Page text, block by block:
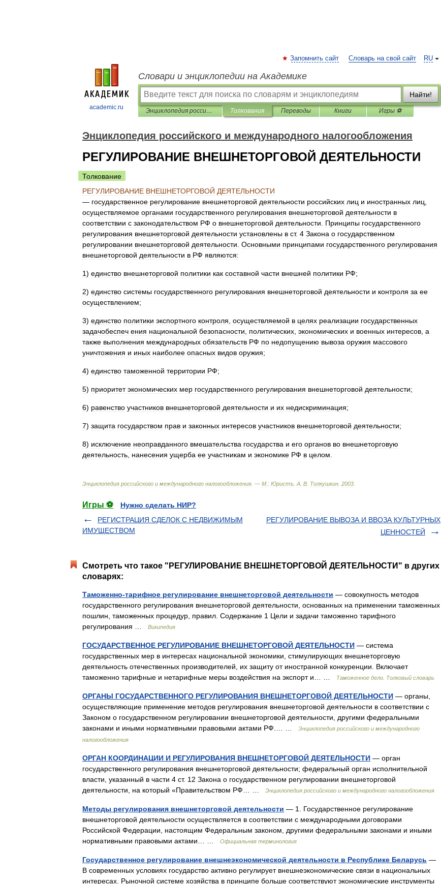
academic.ru
RU
Запомнить сайт Словарь на свой сайт
Словари и энциклопедии на Академике
Найти!
Энциклопедия российского и международного налогообложения Толкования Переводы Книги Игры ⚽
Энциклопедия российского и международного налогообложения
РЕГУЛИРОВАНИЕ ВНЕШНЕТОРГОВОЙ ДЕЯТЕЛЬНОСТИ
Толкование
РЕГУЛИРОВАНИЕ ВНЕШНЕТОРГОВОЙ ДЕЯТЕЛЬНОСТИ
— государственное регулирование внешнеторговой деятельности российских лиц и иностранных лиц
осуществляемое органами государственного регулирования внешнеторговой деятельности в
соответствии с законодательством РФ о внешнеторговой деятельности Принципы государственного
регулирования внешнеторговой деятельности установлены в ст. 4 Закона о государственном
регулировании внешнеторговой деятельности Основными принципами государственного регулирования
внешнеторговой деятельности в РФ являются:
1) единство внешнеторговой политики как составной части внешней политики РФ;
2) единство системы государственного регулирования внешнеторговой деятельности и контроля за ее
осуществлением;
3) единство политики экспортного контроля осуществляемой в целях реализации государственных
задачобеспеч ения национальной безопасности политических экономических и военных интересов а
также выполнения международных обязательств РФ по недопущению вывоза оружия массового
уничтожения и иных наиболее опасных видов оружия;
4) единство таможенной территории РФ;
5) приоритет экономических мер государственного регулирования внешнеторговой деятельности;
6) равенство участников внешнеторговой деятельности и их недискриминация;
7) защита государством прав и законных интересов участников внешнеторговой деятельности;
8) исключение неоправданного вмешательства государства и его органов во внешнеторговую
деятельность нанесения ущерба ее участникам и экономике РФ в целом
Энциклопедия российского и международного налогообложения . — М : Юристъ А В Толкушкин 2003
Игры ⚽
Нужно сделать НИР?
РЕГИСТРАЦИЯ СДЕЛОК С НЕДВИЖИМЫМ
ИМУЩЕСТВОМ
РЕГУЛИРОВАНИЕ ВЫВОЗА И ВВОЗА КУЛЬТУРНЫХ
ЦЕННОСТЕЙ
Смотреть что такое "РЕГУЛИРОВАНИЕ ВНЕШНЕТОРГОВОЙ ДЕЯТЕЛЬНОСТИ" в других
словарях:
Таможенно-тарифное регулирование внешнеторговой деятельности — совокупность методов
государственного регулирования внешнеторговой деятельности, основанных на применении таможенных
пошлин, таможенных процедур, правил. Содержание 1 Цели и задачи таможенно тарифного
регулирования …
Википедия
ГОСУДАРСТВЕННОЕ РЕГУЛИРОВАНИЕ ВНЕШНЕТОРГОВОЙ ДЕЯТЕЛЬНОСТИ — система
государственных мер в интересах национальной экономики, стимулирующих внешнеторговую
деятельность отечественных производителей, их защиту от иностранной конкуренции. Включает
таможенно тарифные и нетарифные меры воздействия на экспорт и… …
Таможенное дело. Толковый словарь
ОРГАНЫ ГОСУДАРСТВЕННОГО РЕГУЛИРОВАНИЯ ВНЕШНЕТОРГОВОЙ ДЕЯТЕЛЬНОСТИ — органы,
осуществляющие применение методов регулирования внешнеторговой деятельности в соответствии с
Законом о государственном регулировании внешнеторговой деятельности, другими федеральными
законами и иными нормативными правовыми актами РФ.… …
Энциклопедия российского и международного
налогообложения
ОРГАН КООРДИНАЦИИ И РЕГУЛИРОВАНИЯ ВНЕШНЕТОРГОВОЙ ДЕЯТЕЛЬНОСТИ — орган
государственного регулирования внешнеторговой деятельности; федеральный орган исполнительной
власти, указанный в части 4 ст. 12 Закона о государственном регулировании внешнеторговой
деятельности, на который «Правительством РФ… …
Энциклопедия российского и международного налогообложения
Методы регулирования внешнеторговой деятельности — 1. Государственное регулирование
внешнеторговой деятельности осуществляется в соответствии с международными договорами
Российской Федерации, настоящим Федеральным законом, другими федеральными законами и иными
нормативными правовыми актами… …
Официальная терминология
Государственное регулирование внешнеэкономической деятельности в Республике Беларусь —
В современных условиях государство активно регулирует внешнеэкономические связи в национальных
интересах. Рыночной системе хозяйства в принципе больше соответствуют экономические инструменты